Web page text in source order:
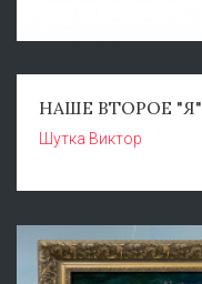
НАШЕ ВТОРОЕ "Я"
Шутка Виктор